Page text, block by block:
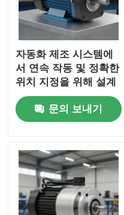
자동화 제조 시스템에
서 연속 작동 및 정확한
위치 지정을 위해 설계
된 내구성 있는 AC 서
보 모터문의 보내기